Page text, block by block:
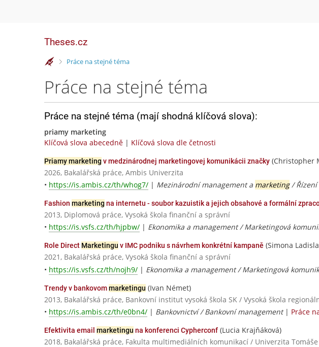
Theses.cz
>Práce na stejné téma
Práce na stejné téma
Práce na stejné téma (mají shodná klíčová slova):
priamy marketing
Klíčová slova abecedně | Klíčová slova dle četnosti
Priamy marketing v medzinárodnej marketingovej komunikácii značky (Christopher
2026, Bakalářská práce, Ambis Univerzita
• https://is.ambis.cz/th/whog7/ | Mezinárodní management a marketing/ Řízení
Fashion marketing na internetu - soubor kazuistik a jejich obsahové a formální
2013, Diplomová práce, Vysoká škola finanční a správní
• https://is.vsfs.cz/th/hjpbw/ | Ekonomika a management / Marketingová
Role Direct Marketingu v IMC podniku s návrhem konkrétní kampaně (Simona
2021, Bakalářská práce, Vysoká škola finanční a správní
• https://is.vsfs.cz/th/nojh9/ | Ekonomika a management / Marketingová
Trendy v bankovommarketingu (Ivan Német)
2013, Bakalářská práce, Bankovní institut vysoká škola SK / Vysoká škola
• https://is.ambis.cz/th/e0bn4/ | Bankovnictví / Bankovní management| Práce
Efektivita email marketingu na konferenci Cypherconf (Lucia Krajňáková)
2018, Bakalářská práce, Fakulta multimediálních komunikací / Univerzita